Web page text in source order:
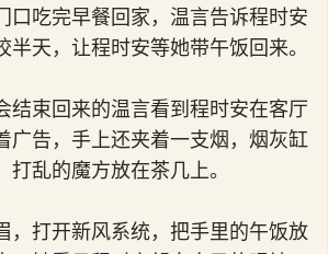
口吃完早餐回家，温言告诉程时安
半天，让程时安等她带午饭回来。
结束回来的温言看到程时安在客厅
广告，手上还夹着一支烟，烟灰缸
乱的魔方放在茶几上。
，打开新风系统，把手里的午饭放